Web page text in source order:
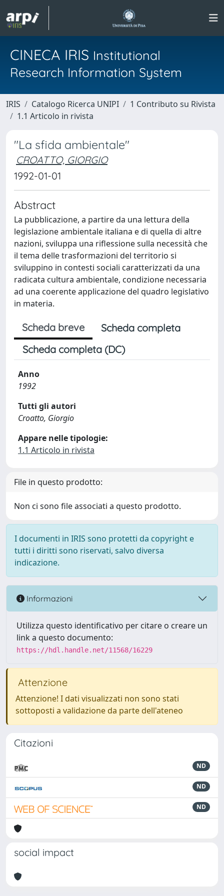
CINECA IRIS Institutional
Research Information System
IRIS Catalogo Ricerca UNIPI
1 Contributo su Rivista
1.1 Articolo in rivista
"La sfida ambientale"
CROATTO, GIORGIO
1992-01-01
Abstract
La pubblicazione, a partire da una lettura della
legislazione ambientale italiana e di quella di altre
nazioni, sviluppa una riflessione sulla necessità che
il tema delle trasformazioni del territorio si
sviluppino in contesti sociali caratterizzati da una
radicata cultura ambientale, condizione necessaria
ad una coerente applicazione del quadro legislativo
in materia.
Scheda breve
Scheda completa
Scheda completa (DC)
Anno
1992
Tutti gli autori
Croatto, Giorgio
Appare nelle tipologie:
1.1 Articolo in rivista
File in questo prodotto:
Non ci sono file associati a questo prodotto.
I documenti in IRIS sono protetti da copyright e
tutti i diritti sono riservati, salvo diversa
indicazione.
Informazioni
Utilizza questo identificativo per citare o creare un
link a questo documento:
https://hdl.handle.net/11568/16229
Attenzione
Attenzione! I dati visualizzati non sono stati
sottoposti a validazione da parte dell'ateneo
Citazioni
ND
ND
ND
social impact